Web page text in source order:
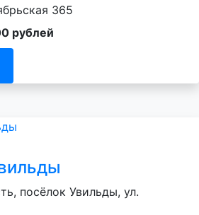
365
рублей
посёлок Увильды, ул.